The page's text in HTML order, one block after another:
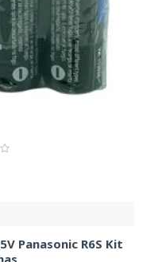
Panasonic R6S Kit